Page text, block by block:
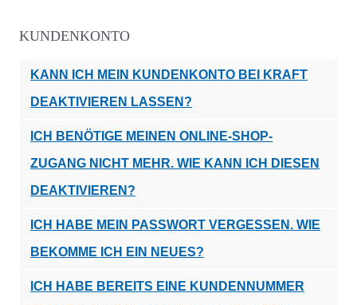
KUNDENKONTO
KANN ICH MEIN KUNDENKONTO BEI KRAFT
DEAKTIVIEREN LASSEN?
ICH BENÖTIGE MEINEN ONLINE-SHOP-
ZUGANG NICHT MEHR. WIE KANN ICH DIESEN
DEAKTIVIEREN?
ICH HABE MEIN PASSWORT VERGESSEN. WIE
BEKOMME ICH EIN NEUES?
ICH HABE BEREITS EINE KUNDENNUMMER